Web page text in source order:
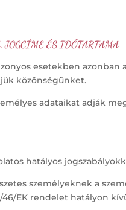
ÉS IDŐTARTAMA
esetekben
közönségünket.
adataikat adják
hatályos
személyeknek a
EK rendelet hatályon